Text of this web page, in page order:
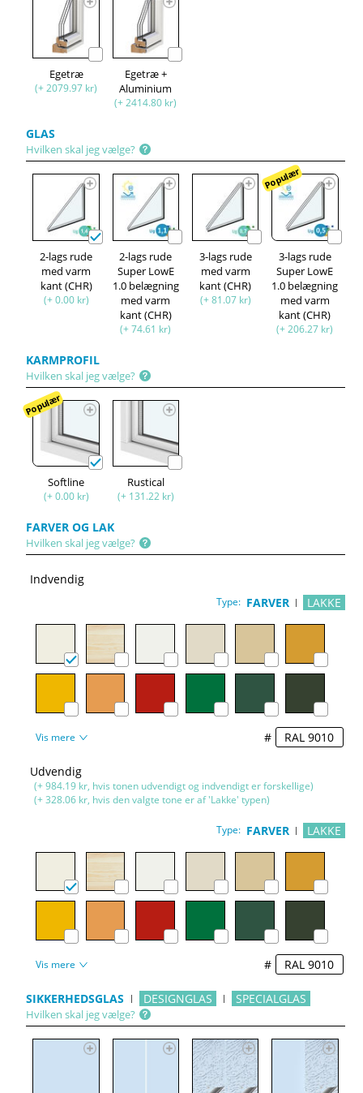
Egetræ
(+ 2079.97 kr)
Egetræ +
Aluminium
(+ 2414.80 kr)
GLAS
Hvilken skal jeg vælge?
2-lags rude
med varm
kant (CHR)
(+ 0.00 kr)
2-lags rude
Super LowE
1.0 belægning
med varm
kant (CHR)
(+ 74.61 kr)
3-lags rude
med varm
kant (CHR)
(+ 81.07 kr)
Populær
3-lags rude
Super LowE
1.0 belægning
med varm
kant (CHR)
(+ 206.27 kr)
KARMPROFIL
Hvilken skal jeg vælge?
Populær
Softline
(+ 0.00 kr)
Rustical
(+ 131.22 kr)
FARVER OG LAK
Hvilken skal jeg vælge?
Indvendig
Type: FARVER LAKKE
Vis mere #
Udvendig
(+ 984.19 kr, hvis tonen udvendigt og indvendigt er forskellige)
(+ 328.06 kr, hvis den valgte tone er af 'Lakke' typen)
Type: FARVER LAKKE
Vis mere #
SIKKERHEDSGLAS DESIGNGLAS SPECIALGLAS
Hvilken skal jeg vælge?